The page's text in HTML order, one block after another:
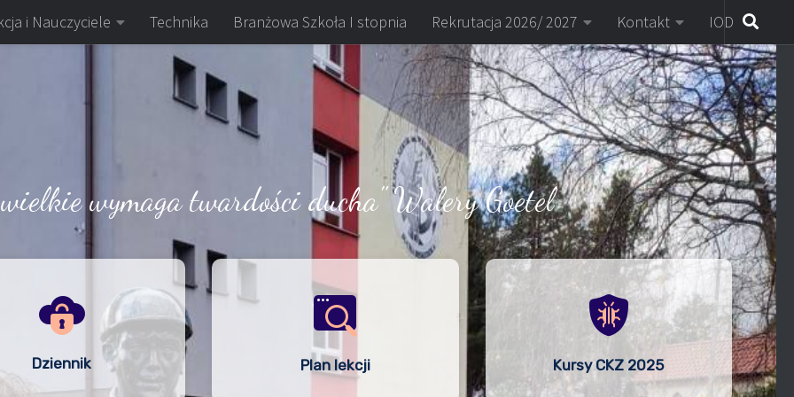
i Nauczyciele Technika Branżowa Szkoła I stopnia Rekrutacja 2026/ 2027 Kontakt IOD
wymaga twardości ducha" Walery Goetel
Dziennik Plan lekcji Kursy CKZ 2025